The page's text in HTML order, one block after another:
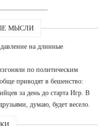
МЫСЛИ
на длинные
по политическим
приводят в бешенство:
за день до старта Игр. В
думаю, будет весело.